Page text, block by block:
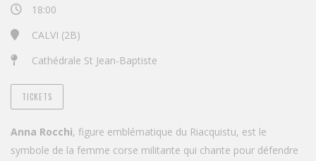
18:00
CALVI (2B)
Cathédrale St Jean-Baptiste
TICKETS
Anna Rocchi, figure emblématique du Riacquistu, est le
symbole de la femme corse militante qui chante pour défendre